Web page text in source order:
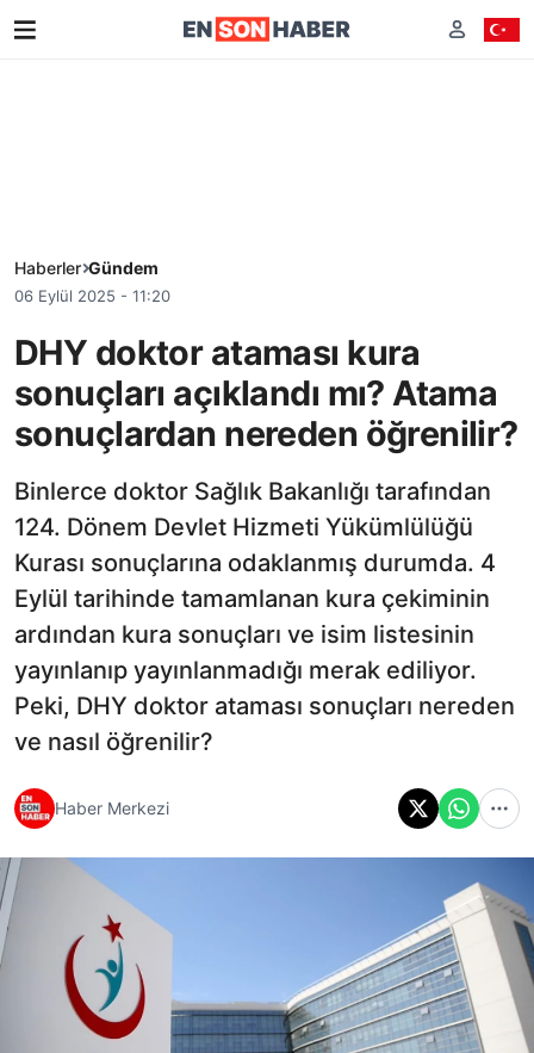
Haberler Gündem
06 Eylül 2025 - 11:20
DHY doktor ataması kura
sonuçları açıklandı mı? Atama
sonuçlardan nereden öğrenilir?
Binlerce doktor Sağlık Bakanlığı tarafından
124. Dönem Devlet Hizmeti Yükümlülüğü
Kurası sonuçlarına odaklanmış durumda. 4
Eylül tarihinde tamamlanan kura çekiminin
ardından kura sonuçları ve isim listesinin
yayınlanıp yayınlanmadığı merak ediliyor.
Peki, DHY doktor ataması sonuçları nereden
ve nasıl öğrenilir?
Haber Merkezi